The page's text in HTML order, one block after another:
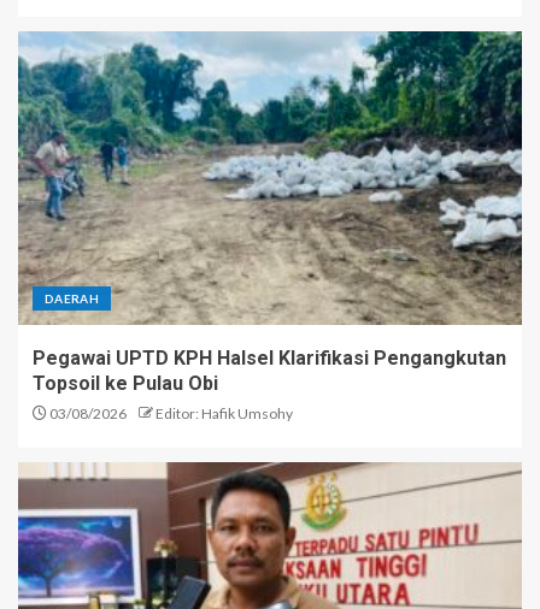
DAERAH
Pegawai UPTD KPH Halsel Klarifikasi Pengangkutan
Topsoil ke Pulau Obi
03/08/2026 Editor: Hafik Umsohy